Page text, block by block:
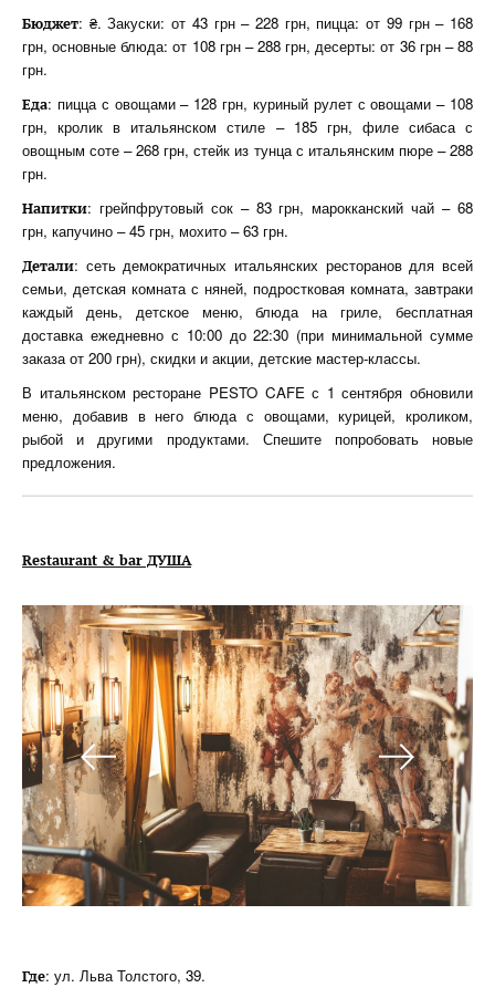
Бюджет: ₴. Закуски: от 43 грн – 228 грн, пицца: от 99 грн – 168
грн, основные блюда: от 108 грн – 288 грн, десерты: от 36 грн – 88
грн.
Еда: пицца с овощами – 128 грн, куриный рулет с овощами – 108
грн, кролик в итальянском стиле – 185 грн, филе сибаса с
овощным соте – 268 грн, стейк из тунца с итальянским пюре – 288
грн.
Напитки: грейпфрутовый сок – 83 грн, марокканский чай – 68
грн, капучино – 45 грн, мохито – 63 грн.
Детали: сеть демократичных итальянских ресторанов для всей
семьи, детская комната с няней, подростковая комната, завтраки
каждый день, детское меню, блюда на гриле, бесплатная
доставка ежедневно с 10:00 до 22:30 (при минимальной сумме
заказа от 200 грн), скидки и акции, детские мастер-классы.
В итальянском ресторане PESTO CAFE с 1 сентября обновили
меню, добавив в него блюда с овощами, курицей, кроликом,
рыбой и другими продуктами. Спешите попробовать новые
предложения.
Restaurant & bar ДУША
Где: ул. Льва Толстого, 39.